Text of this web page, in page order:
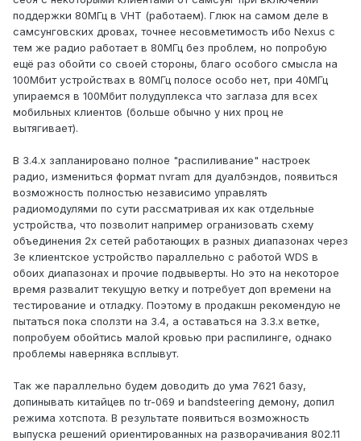
поддержки 80МГц в VHT (работаем). Глюк на самом деле в
самсунговских дровах, точнее несовметимость ибо Nexus с
тем же радио работает в 80МГц без проблем, но попробую
ещё раз обойти со своей стороны, благо особого смысла на
100Мбит устройствах в 80МГц полосе особо нет, при 40МГц
упираемся в 100Мбит полудуплекса что заглаза для всех
мобильных клиентов (больше обычно у них проц не
вытягивает).
В 3.4.х запланировано полное "распиливание" настроек
радио, измениться формат nvram для дуалбэндов, появиться
возможность полностью независимо управлять
радиомодулями по сути рассматривая их как отдельные
устройства, что позволит например огранизовать схему
объединения 2х сетей работающих в разных диапазонах через
3е клиентское устройство параллельно с работой WDS в
обоих диапазонах и прочие подвыверты. Но это на некоторое
время развалит текущую ветку и потребует доп времени на
тестирование и отладку. Поэтому в продакшн рекомендую не
пытаться пока сползти на 3.4, а оставаться на 3.3.х ветке,
попробуем обойтись малой кровью при распилинге, однако
проблемы наверняка всплывут.
Так же параллельно будем доводить до ума 7621 базу,
допинывать китайцев по tr-069 и bandsteering демону, допил
режима хотспота. В результате появиться возможность
выпуска решений ориентированных на разворачивания 802.11